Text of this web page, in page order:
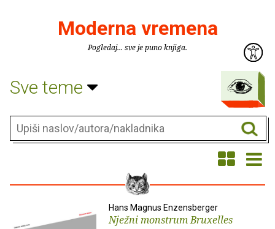
Moderna vremena
Pogledaj... sve je puno knjiga.
Sve teme
Hans Magnus Enzensberger
Nježni monstrum Bruxelles